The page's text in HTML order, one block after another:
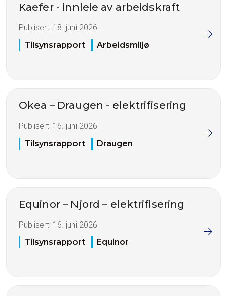
Kaefer - innleie av arbeidskraft
Publisert: 18. juni 2026
Tilsynsrapport
Arbeidsmiljø
Okea – Draugen - elektrifisering
Publisert: 16. juni 2026
Tilsynsrapport
Draugen
Equinor – Njord – elektrifisering
Publisert: 16. juni 2026
Tilsynsrapport
Equinor